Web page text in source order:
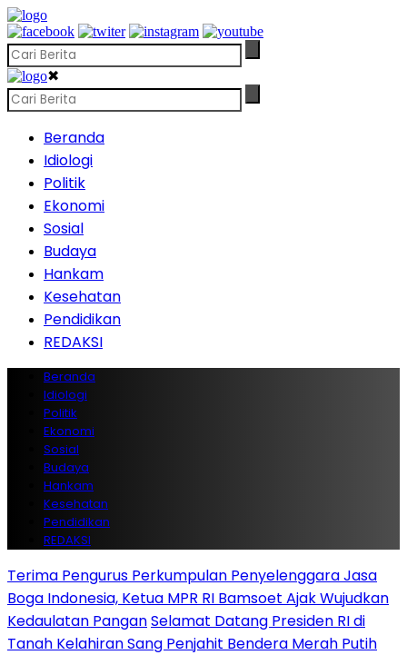
✖
Beranda
Idiologi
Politik
Ekonomi
Sosial
Budaya
Hankam
Kesehatan
Pendidikan
REDAKSI
Beranda
Idiologi
Politik
Ekonomi
Sosial
Budaya
Hankam
Kesehatan
Pendidikan
REDAKSI
Terima Pengurus Perkumpulan Penyelenggara Jasa
Boga Indonesia, Ketua MPR RI Bamsoet Ajak Wujudkan
Kedaulatan PanganSelamat Datang Presiden RI di
Tanah Kelahiran Sang Penjahit Bendera Merah Putih